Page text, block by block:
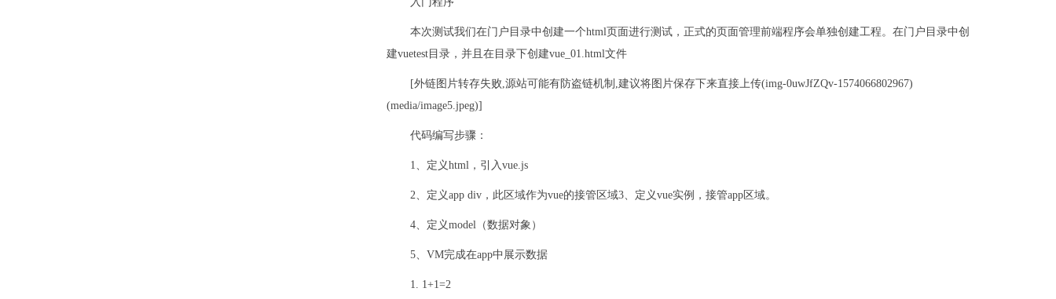
本次测试我们在门户目录中创建一个html页面进行测试，正式的页面管理前端程序会单独创建工程。在门户目录中创
建vuetest目录，并且在目录下创建vue_01.html文件
[外链图片转存失败,源站可能有防盗链机制,建议将图片保存下来直接上传(img-0uwJfZQv-1574066802967)
(media/image5.jpeg)]
代码编写步骤：
1、定义html，引入vue.js
2、定义app div，此区域作为vue的接管区域3、定义vue实例，接管app区域。
4、定义model（数据对象）
5、VM完成在app中展示数据
1. 1+1=2